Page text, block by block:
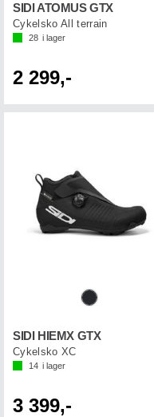
SIDI ATOMUS GTX
Cykelsko All terrain
28 i lager
2 299,-
SIDI HIEMX GTX
Cykelsko XC
14 i lager
3 399,-